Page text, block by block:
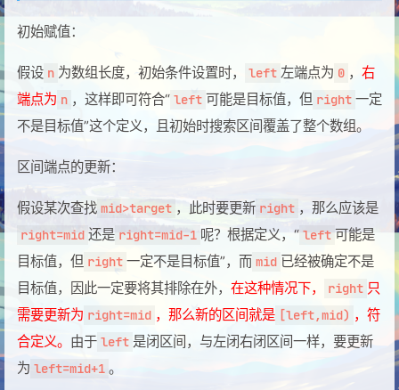
初始赋值：
假设 n 为数组长度，初始条件设置时， left 左端点为 0 ， 右
端点为 n ，这样即可符合“ left 可能是目标值，但 right 一定
不是目标值”这个定义，且初始时搜索区间覆盖了整个数组。
区间端点的更新：
假设某次查找 mid>target ，此时要更新 right ，那么应该是
right=mid 还是 right=mid-1 呢？根据定义，“ left 可能是
目标值，但 right 一定不是目标值”，而 mid 已经被确定不是
目标值，因此一定要将其排除在外， 在这种情况下， right 只
需要更新为 right=mid ，那么新的区间就是 [left,mid) ，符
合定义。 由于 left 是闭区间，与左闭右闭区间一样，要更新
为 left=mid+1 。